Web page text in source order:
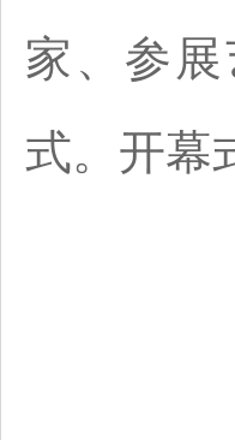
家、参
式。开幕